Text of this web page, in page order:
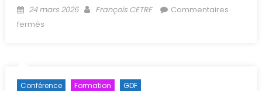
Posted on
24 mars 2026 Author
François CETRE
Commentaires
fermés
Conférence Formation GDF